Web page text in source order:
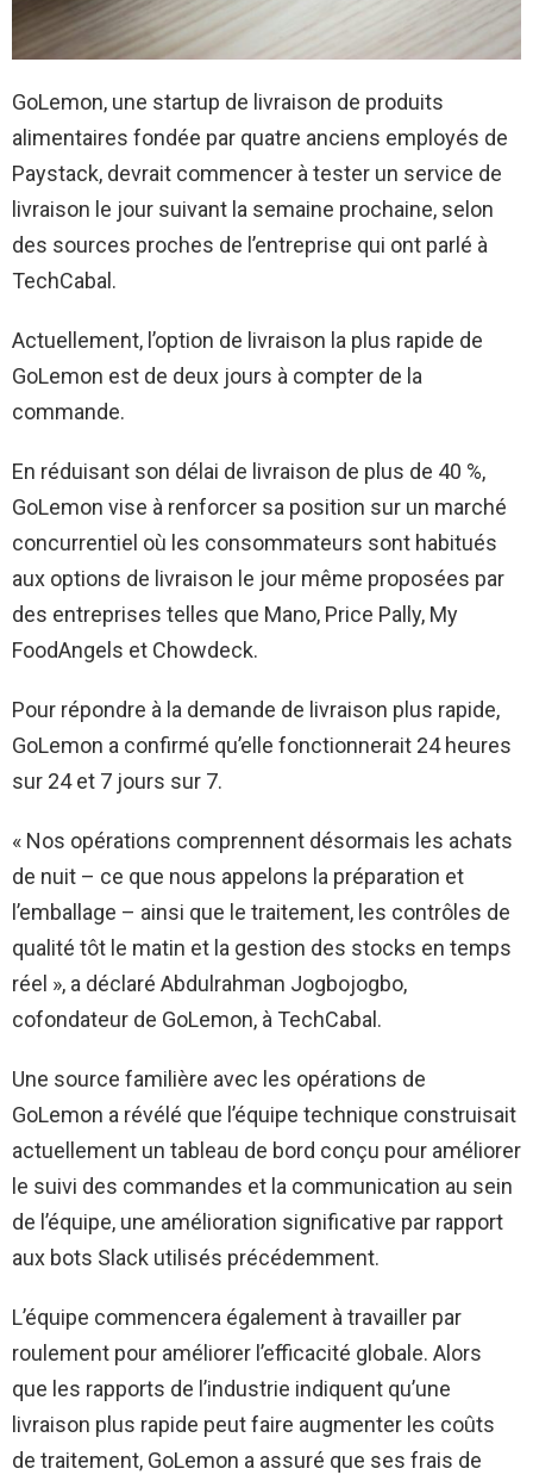
GoLemon, une startup de livraison de produits
alimentaires fondée par quatre anciens employés de
Paystack, devrait commencer à tester un service de
livraison le jour suivant la semaine prochaine, selon
des sources proches de l’entreprise qui ont parlé à
TechCabal.
Actuellement, l’option de livraison la plus rapide de
GoLemon est de deux jours à compter de la
commande.
En réduisant son délai de livraison de plus de 40 %,
GoLemon vise à renforcer sa position sur un marché
concurrentiel où les consommateurs sont habitués
aux options de livraison le jour même proposées par
des entreprises telles que Mano, Price Pally, My
FoodAngels et Chowdeck.
Pour répondre à la demande de livraison plus rapide,
GoLemon a confirmé qu’elle fonctionnerait 24 heures
sur 24 et 7 jours sur 7.
« Nos opérations comprennent désormais les achats
de nuit – ce que nous appelons la préparation et
l’emballage – ainsi que le traitement, les contrôles de
qualité tôt le matin et la gestion des stocks en temps
réel », a déclaré Abdulrahman Jogbojogbo,
cofondateur de GoLemon, à TechCabal.
Une source familière avec les opérations de
GoLemon a révélé que l’équipe technique construisait
actuellement un tableau de bord conçu pour améliorer
le suivi des commandes et la communication au sein
de l’équipe, une amélioration significative par rapport
aux bots Slack utilisés précédemment.
L’équipe commencera également à travailler par
roulement pour améliorer l’efficacité globale. Alors
que les rapports de l’industrie indiquent qu’une
livraison plus rapide peut faire augmenter les coûts
de traitement, GoLemon a assuré que ses frais de